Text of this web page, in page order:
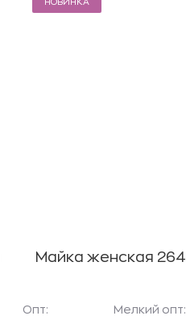
НОВИНКА
Майка женская 264
Опт: Мелкий опт: